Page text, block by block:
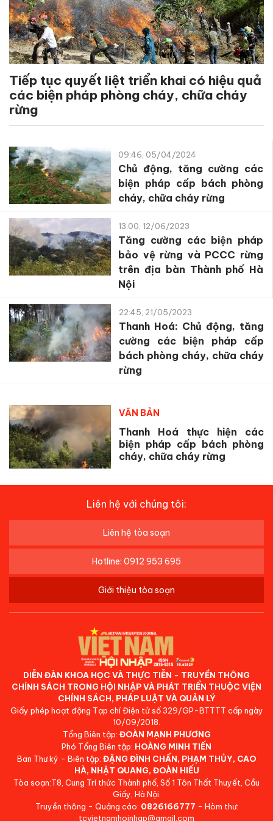
Tiếp tục quyết liệt triển khai có hiệu quả
các biện pháp phòng cháy, chữa cháy
rừng
09:46, 05/04/2024
Chủ động, tăng cường các
biện pháp cấp bách phòng
cháy, chữa cháy rừng
13:00, 12/06/2023
Tăng cường các biện pháp
bảo vệ rừng và PCCC rừng
trên địa bàn Thành phố Hà
Nội
22:45, 21/05/2023
Thanh Hoá: Chủ động, tăng
cường các biện pháp cấp
bách phòng cháy, chữa cháy
rừng
VĂN BẢN
Thanh Hoá thực hiện các
biện pháp cấp bách phòng
cháy, chữa cháy rừng
Liên hệ với chúng tôi:
Liên hệ tòa soạn
Hotline: 0912 953 695
Giới thiệu tòa soạn
DIỄN ĐÀN KHOA HỌC VÀ THỰC TIỄN - TRUYỀN THÔNG
CHÍNH SÁCH TRONG HỘI NHẬP VÀ PHÁT TRIỂN THUỘC VIỆN
CHÍNH SÁCH, PHÁP LUẬT VÀ QUẢN LÝ
Giấy phép hoạt động Tạp chí Điện tử số 329/GP-BTTTT cấp ngày
10/09/2018.
Tổng Biên tập: ĐOÀN MẠNH PHƯƠNG
Phó Tổng Biên tập: HOÀNG MINH TIẾN
Ban Thư ký - Biên tập: ĐẶNG ĐÌNH CHẤN, PHẠM THỦY, CAO
HÀ, NHẬT QUANG, ĐOÀN HIẾU
Tòa soạn:T8, Cung Trí thức Thành phố, Số 1 Tôn Thất Thuyết, Cầu
Giấy, Hà Nội.
Truyền thông - Quảng cáo: 0826166777 - Hòm thư:
tcvietnamhoinhap@gmail.com